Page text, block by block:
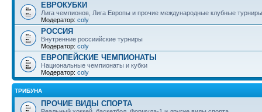
ЕВРОКУБКИ
Лига чемпионов, Лига Европы и прочие международные клубные турниры
Модератор: coly
РОССИЯ
Внутренние россиийские турниры
Модератор: coly
ЕВРОПЕЙСКИЕ ЧЕМПИОНАТЫ
Национальные чемпионаты и кубки
Модератор: coly
ТРИБУНА
ПРОЧИЕ ВИДЫ СПОРТА